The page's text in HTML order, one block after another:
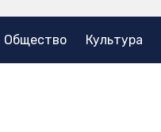
Общество Культура